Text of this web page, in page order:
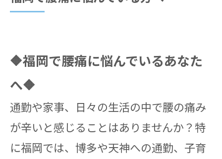
🔶福岡で腰痛に悩んでいるあなた
へ🔶
通勤や家事、日々の生活の中で腰の痛み
が辛いと感じることはありませんか？特
に福岡では、博多や天神への通勤、子育